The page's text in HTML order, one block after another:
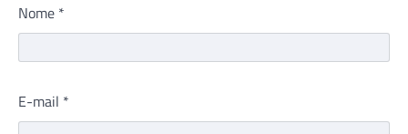
Nome *
E-mail *